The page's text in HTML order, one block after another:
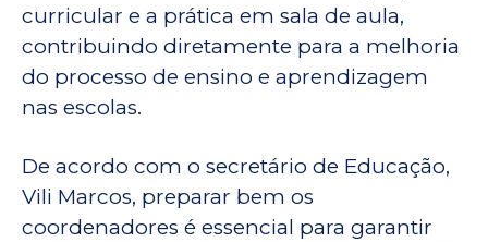
curricular e a prática em sala de aula,
contribuindo diretamente para a melhoria
do processo de ensino e aprendizagem
nas escolas.
De acordo com o secretário de Educação,
Vili Marcos, preparar bem os
coordenadores é essencial para garantir